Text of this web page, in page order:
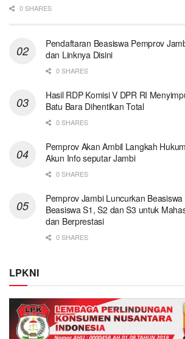
0 SHARES
Pendaftaran Beasiswa Pemprov
dan Linknya Disini
0 SHARES
Hasil RDP Komisi V DPR RI
Batu Bara Dihentikan Total
0 SHARES
Pemprov Akan Ambil Langkah
Akun Info seputar Jambi
0 SHARES
Pemprov Jambi Luncurkan
Beasiswa S1, S2 dan S3 untuk
dan Berprestasi
0 SHARES
LPKNI